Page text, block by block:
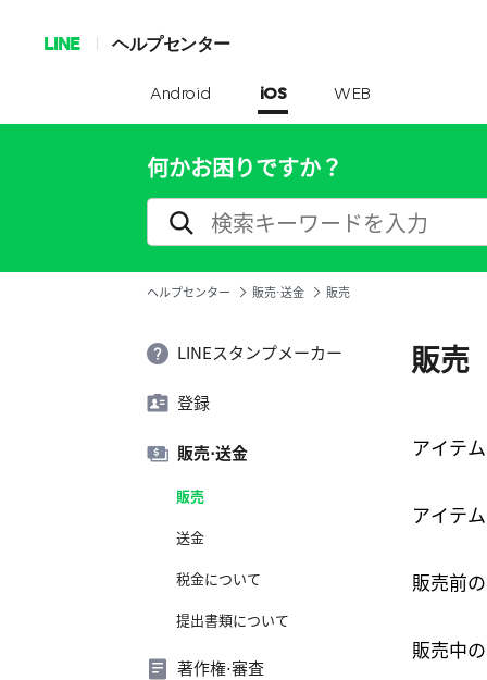
LINE ヘルプセンター
Android iOS WEB
何かお困りですか？
ヘルプセンター 販売⋅送金 販売
LINEスタンプメーカー
登録
販売⋅送金
販売
送金
税金について
提出書類について
著作権⋅審査
販売
アイテ
アイテ
販売前
販売中